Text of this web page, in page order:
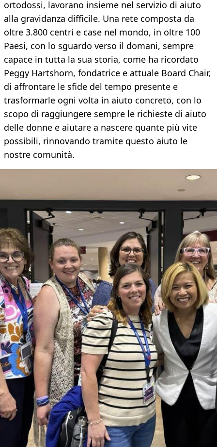
ortodossi, lavorano insieme nel servizio di aiuto
alla gravidanza difficile. Una rete composta da
oltre 3.800 centri e case nel mondo, in oltre 100
Paesi, con lo sguardo verso il domani, sempre
capace in tutta la sua storia, come ha ricordato
Peggy Hartshorn, fondatrice e attuale Board Chair,
di affrontare le sfide del tempo presente e
trasformarle ogni volta in aiuto concreto, con lo
scopo di raggiungere sempre le richieste di aiuto
delle donne e aiutare a nascere quante più vite
possibili, rinnovando tramite questo aiuto le
nostre comunità.